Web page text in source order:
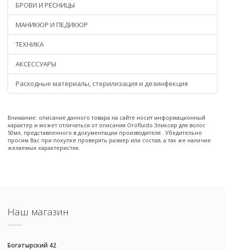
БРОВИ И РЕСНИЦЫ
МАНИКЮР И ПЕДИКЮР
ТЕХНИКА
АКСЕССУАРЫ
Расходные материалы, стерилизация и дезинфекция
Внимание: описание данного товара на сайте носит информационный
характер и может отличаться от описания Orofluido Эликсир для волос
50мл, представленного в документации производителя . Убедительно
просим Вас при покупке проверять размер или состав, а так же наличие
желаемых характеристик.
Наш магазин
Богатырский 42